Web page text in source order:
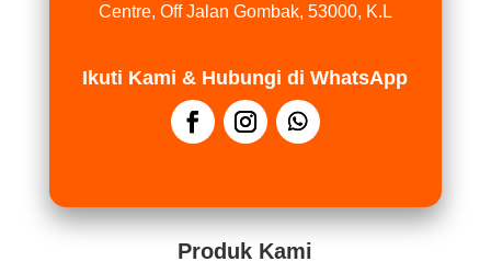
Centre, Off Jalan Gombak, 53000, K.L
Ikuti Kami & Hubungi di WhatsApp
Produk Kami